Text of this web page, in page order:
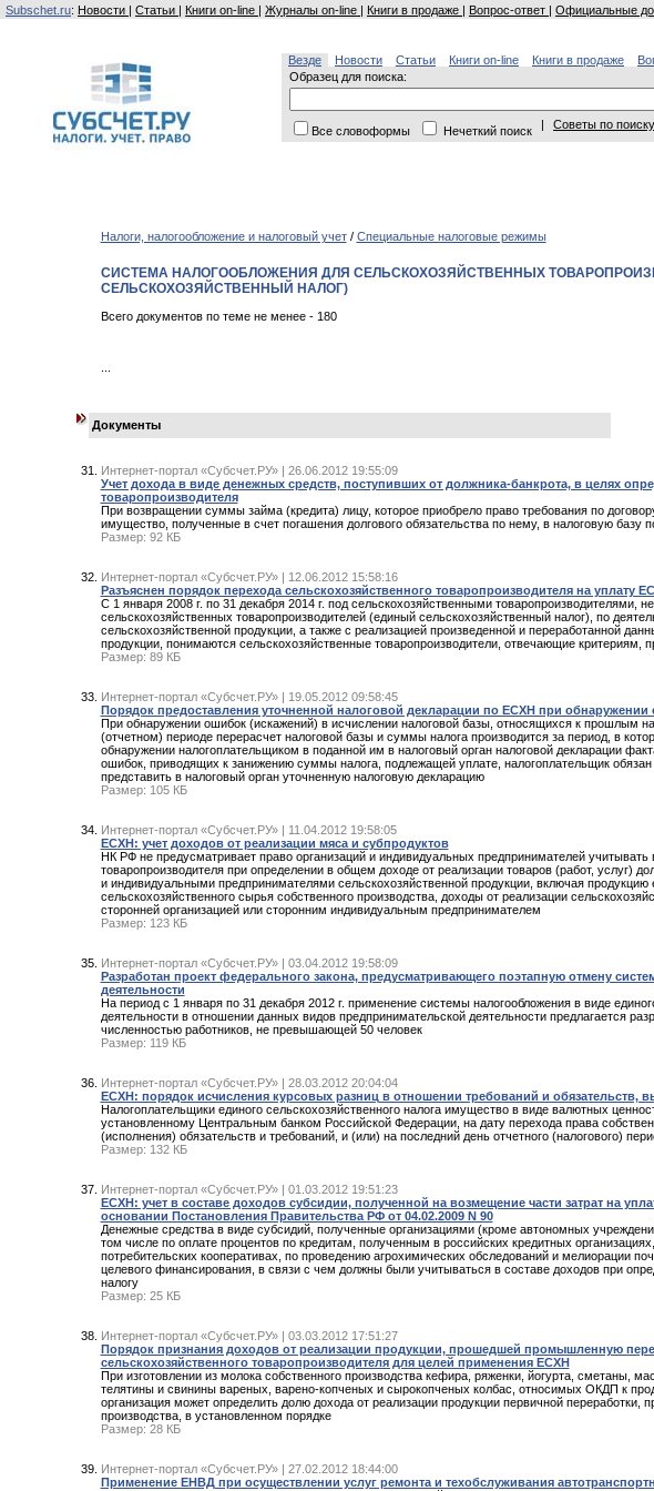
Subschet.ru: Новости | Статьи | Книги on-line | Журналы on-line | Книги в продаже | Вопрос-ответ | Официальные
Везде Новости Статьи Книги on-line Книги в продаже
Образец для поиска:
Все словоформы Нечеткий поиск | Советы по поиску
Налоги, налогообложение и налоговый учет/ Специальные налоговые режимы
СИСТЕМА НАЛОГООБЛОЖЕНИЯ ДЛЯ СЕЛЬСКОХОЗЯЙСТВЕННЫХ
СЕЛЬСКОХОЗЯЙСТВЕННЫЙ НАЛОГ)
Всего документов по теме не менее - 180
...
Документы
Интернет-портал «Субсчет.РУ» | 26.06.2012 19:55:09
Учет дохода в виде денежных средств, поступивших от должника-банкрота, в целях
товаропроизводителя
При возвращении суммы займа (кредита) лицу, которое приобрело право требования по
имущество, полученные в счет погашения долгового обязательства по нему, в налоговую базу
Размер: 92 КБ
Интернет-портал «Субсчет.РУ» | 12.06.2012 15:58:16
Разъяснен порядок перехода сельскохозяйственного товаропроизводителя на уплату
С 1 января 2008 г. по 31 декабря 2014 г. под сельскохозяйственными товаропроизводителями,
сельскохозяйственных товаропроизводителей (единый сельскохозяйственный налог), по
сельскохозяйственной продукции, а также с реализацией произведенной и переработанной
продукции, понимаются сельскохозяйственные товаропроизводители, отвечающие
Размер: 89 КБ
Интернет-портал «Субсчет.РУ» | 19.05.2012 09:58:45
Порядок предоставления уточненной налоговой декларации по ЕСХН при
При обнаружении ошибок (искажений) в исчислении налоговой базы, относящихся к прошлым
(отчетном) периоде перерасчет налоговой базы и суммы налога производится за период, в
обнаружении налогоплательщиком в поданной им в налоговый орган налоговой декларации
ошибок, приводящих к занижению суммы налога, подлежащей уплате, налогоплательщик
представить в налоговый орган уточненную налоговую декларацию
Размер: 105 КБ
Интернет-портал «Субсчет.РУ» | 11.04.2012 19:58:05
ЕСХН: учет доходов от реализации мяса и субпродуктов
НК РФ не предусматривает право организаций и индивидуальных предпринимателей учитывать
товаропроизводителя при определении в общем доходе от реализации товаров (работ, услуг)
и индивидуальными предпринимателями сельскохозяйственной продукции, включая
сельскохозяйственного сырья собственного производства, доходы от реализации
сторонней организацией или сторонним индивидуальным предпринимателем
Размер: 123 КБ
Интернет-портал «Субсчет.РУ» | 03.04.2012 19:58:09
Разработан проект федерального закона, предусматривающего поэтапную отмену
деятельности
На период с 1 января по 31 декабря 2012 г. применение системы налогообложения в виде
деятельности в отношении данных видов предпринимательской деятельности предлагается
численностью работников, не превышающей 50 человек
Размер: 119 КБ
Интернет-портал «Субсчет.РУ» | 28.03.2012 20:04:04
ЕСХН: порядок исчисления курсовых разниц в отношении требований и обязательств,
Налогоплательщики единого сельскохозяйственного налога имущество в виде валютных
установленному Центральным банком Российской Федерации, на дату перехода права
(исполнения) обязательств и требований, и (или) на последний день отчетного (налогового)
Размер: 132 КБ
Интернет-портал «Субсчет.РУ» | 01.03.2012 19:51:23
ЕСХН: учет в составе доходов субсидии, полученной на возмещение части затрат на
основании Постановления Правительства РФ от 04.02.2009 N 90
Денежные средства в виде субсидий, полученные организациями (кроме автономных
том числе по оплате процентов по кредитам, полученным в российских кредитных
потребительских кооперативах, по проведению агрохимических обследований и мелиорации
целевого финансирования, в связи с чем должны были учитываться в составе доходов при
налогу
Размер: 25 КБ
Интернет-портал «Субсчет.РУ» | 03.03.2012 17:51:27
Порядок признания доходов от реализации продукции, прошедшей промышленную
сельскохозяйственного товаропроизводителя для целей применения ЕСХН
При изготовлении из молока собственного производства кефира, ряженки, йогурта, сметаны,
телятины и свинины вареных, варено-копченых и сырокопченых колбас, относимых ОКДП к
организация может определить долю дохода от реализации продукции первичной переработки,
производства, в установленном порядке
Размер: 28 КБ
Интернет-портал «Субсчет.РУ» | 27.02.2012 18:44:00
Применение ЕНВД при осуществлении услуг ремонта и техобслуживания